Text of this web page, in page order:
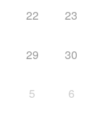
22 23
29 30
5 6